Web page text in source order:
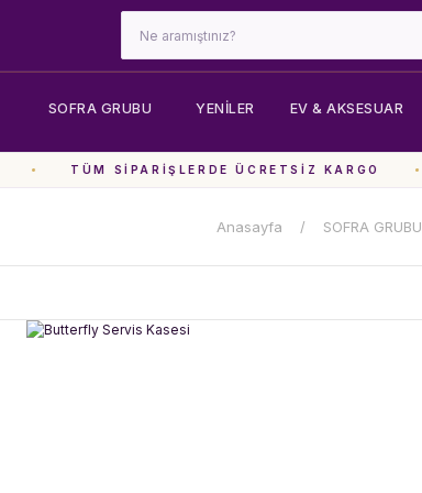
SOFRA GRUBU YENİLER EV & AKSESUAR
TÜM SIPARIŞLERDE ÜCRETSIZ KARGO
Anasayfa SOFRA GRUBU